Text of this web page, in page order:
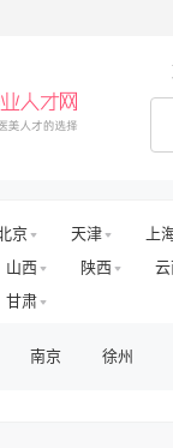
京 天津
上
山西 陕西
甘肃
南京 徐州